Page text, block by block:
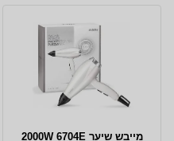
מייבש שיער 2000W 6704E